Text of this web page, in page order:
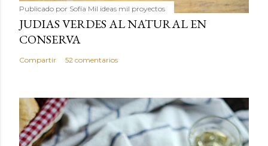
Publicado por Sofía Mil ideas mil proyectos
JUDIAS VERDES AL NATURAL EN
CONSERVA
Compartir 52 comentarios